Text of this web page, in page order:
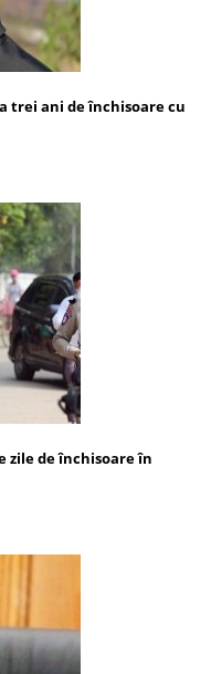
trei ani de închisoare cu
zile de închisoare în